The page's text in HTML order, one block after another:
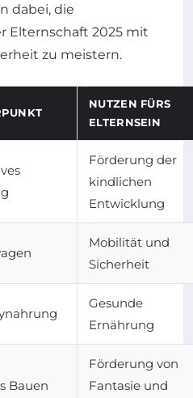
dabei, die
Elternschaft 2025 mit
zu meistern.
NUTZEN FÜRS
ELTERNSEIN
Förderung der
kindlichen
Entwicklung
Mobilität und
Sicherheit
Gesunde
Ernährung
Bauen
Förderung von
Fantasie und